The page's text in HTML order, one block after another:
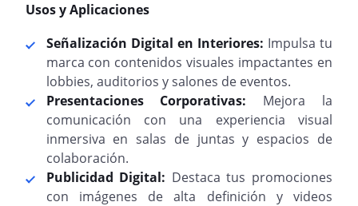
Usos y Aplicaciones
Señalización Digital en Interiores: Impulsa tu
marca con contenidos visuales impactantes en
lobbies, auditorios y salones de eventos.
Presentaciones Corporativas: Mejora la
comunicación con una experiencia visual
inmersiva en salas de juntas y espacios de
colaboración.
Publicidad Digital: Destaca tus promociones
con imágenes de alta definición y videos